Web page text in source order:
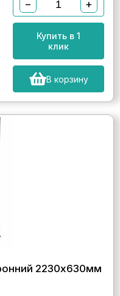
− +
Купить в 1
клик
В корзину
2230х630мм